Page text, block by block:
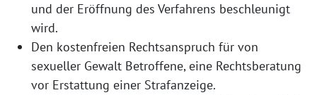
und der Eröffnung des Verfahrens beschleunigt
wird.
Den kostenfreien Rechtsanspruch für von
sexueller Gewalt Betroffene, eine Rechtsberatung
vor Erstattung einer Strafanzeige.